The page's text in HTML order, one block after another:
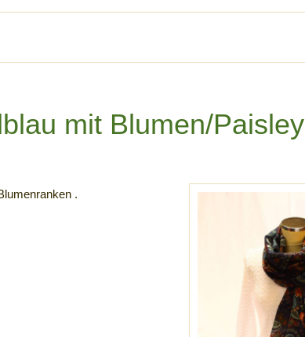
mit Blumen/Paisley
.